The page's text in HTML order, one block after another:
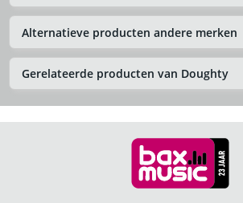
Alternatieve producten andere merken
Gerelateerde producten van Doughty